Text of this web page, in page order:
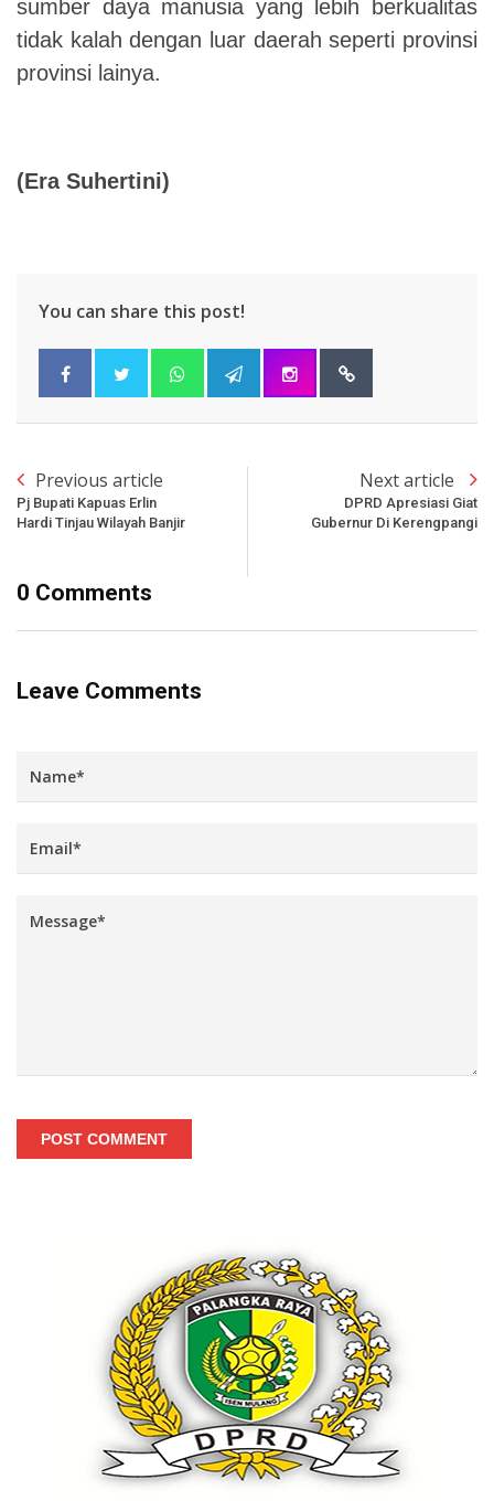
sumber daya manusia yang lebih berkualitas
tidak kalah dengan luar daerah seperti provinsi
provinsi lainya.
(Era Suhertini)
You can share this post!
Previous article
Pj Bupati Kapuas Erlin
Hardi Tinjau Wilayah Banjir
Next article
DPRD Apresiasi Giat
Gubernur Di Kerengpangi
0 Comments
Leave Comments
POST COMMENT